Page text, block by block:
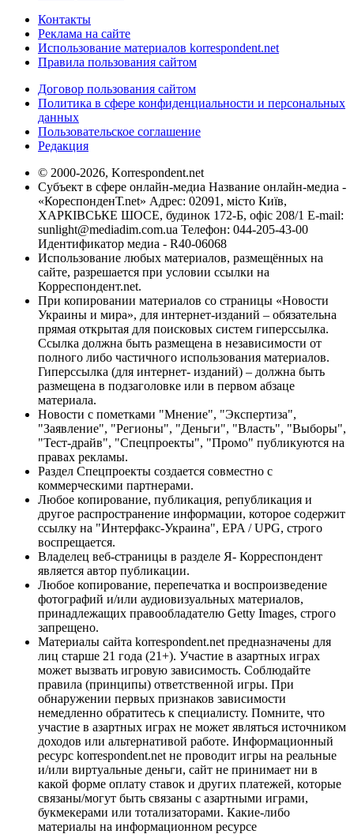
Контакты
Реклама на сайте
Использование материалов korrespondent.net
Правила пользования сайтом
Договор пользования сайтом
Политика в сфере конфиденциальности и персональных
данных
Пользовательское соглашение
Редакция
© 2000-2026, Korrespondent.net
Субъект в сфере онлайн-медиа Название онлайн-медиа -
«КореспонденТ.net» Адрес: 02091, місто Київ,
ХАРКІВСЬКЕ ШОСЕ, будинок 172-Б, офіс 208/1 E-mail:
sunlight@mediadim.com.ua Телефон: 044-205-43-00
Идентификатор медиа - R40-06068
Использование любых материалов, размещённых на
сайте, разрешается при условии ссылки на
Корреспондент.net.
При копировании материалов со страницы «Новости
Украины и мира», для интернет-изданий – обязательна
прямая открытая для поисковых систем гиперссылка.
Ссылка должна быть размещена в независимости от
полного либо частичного использования материалов.
Гиперссылка (для интернет- изданий) – должна быть
размещена в подзаголовке или в первом абзаце
материала.
Новости с пометками "Мнение", "Экспертиза",
"Заявление", "Регионы", "Деньги", "Власть", "Выборы",
"Тест-драйв", "Спецпроекты", "Промо" публикуются на
правах рекламы.
Раздел Спецпроекты создается совместно с
коммерческими партнерами.
Любое копирование, публикация, републикация и
другое распространение информации, которое содержит
ссылку на "Интерфакс-Украина", EPA / UPG, строго
воспрещается.
Владелец веб-страницы в разделе Я- Корреспондент
является автор публикации.
Любое копирование, перепечатка и воспроизведение
фотографий и/или аудиовизуальных материалов,
принадлежащих правообладателю Getty Images, строго
запрещено.
Материалы сайта korrespondent.net предназначены для
лиц старше 21 года (21+). Участие в азартных играх
может вызвать игровую зависимость. Соблюдайте
правила (принципы) ответственной игры. При
обнаружении первых признаков зависимости
немедленно обратитесь к специалисту. Помните, что
участие в азартных играх не может являться источником
доходов или альтернативой работе. Информационный
ресурс korrespondent.net не проводит игры на реальные
и/или виртуальные деньги, сайт не принимает ни в
какой форме оплату ставок и других платежей, которые
связаны/могут быть связаны с азартными играми,
букмекерами или тотализаторами. Какие-либо
материалы на информационном ресурсе